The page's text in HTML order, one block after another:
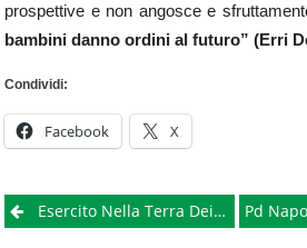
prospettive e non angosce e
bambini danno ordini al futuro” (Erri
Condividi:
Facebook X
PostEsercito Nella Terra Dei Fuochi, Sì Del Governo, Perplessità Tra I Comitati Pd Napoli, Eletti I